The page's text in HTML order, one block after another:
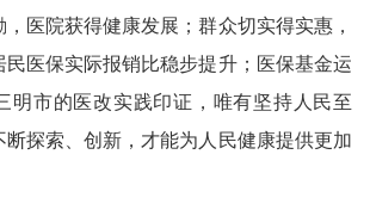
医院获得健康发展；群众切实得实惠，
医保实际报销比稳步提升；医保基金运
明市的医改实践印证，唯有坚持人民至
断探索、创新，才能为人民健康提供更加